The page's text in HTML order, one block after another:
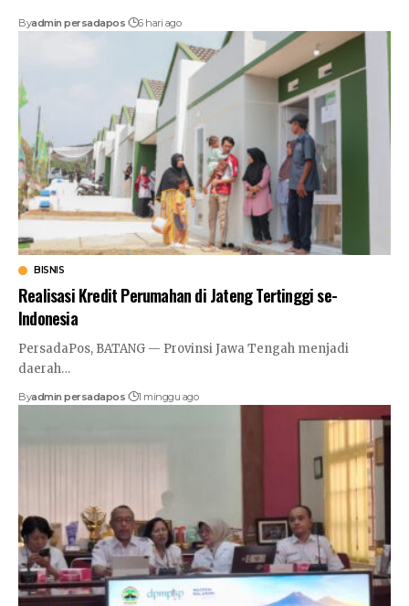
Byadmin persadapos 6 hari ago
BISNIS
Realisasi Kredit Perumahan di Jateng Tertinggi se-
Indonesia
PersadaPos, BATANG — Provinsi Jawa Tengah menjadi
daerah…
Byadmin persadapos 1 minggu ago